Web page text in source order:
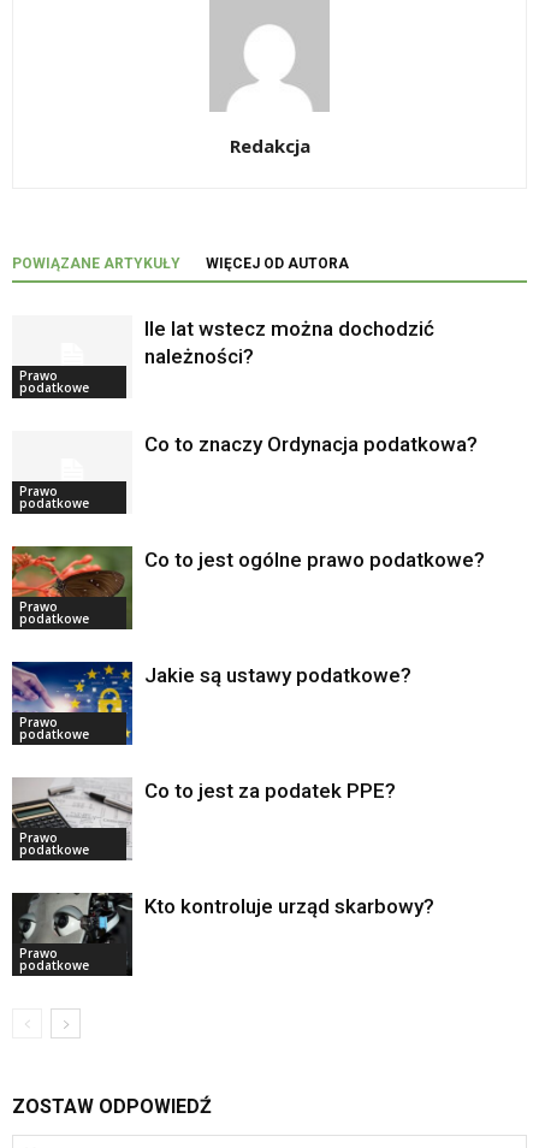
Redakcja
POWIĄZANE ARTYKUŁY WIĘCEJ OD AUTORA
Prawo
podatkowe
Ile lat wstecz można dochodzić
należności?
Prawo
podatkowe
Co to znaczy Ordynacja podatkowa?
Prawo
podatkowe
Co to jest ogólne prawo podatkowe?
Prawo
podatkowe
Jakie są ustawy podatkowe?
Prawo
podatkowe
Co to jest za podatek PPE?
Prawo
podatkowe
Kto kontroluje urząd skarbowy?
ZOSTAW ODPOWIEDŹ